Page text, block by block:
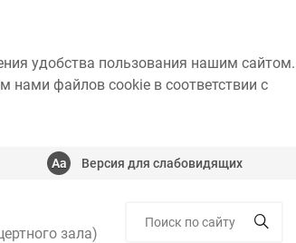
удобства пользования нашим сайтом.
нами файлов cookie в соответствии с
Версия для слабовидящих
зала)